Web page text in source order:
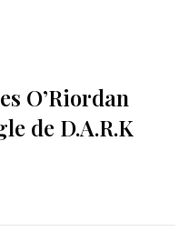
O’Riordan
de D.A.R.K